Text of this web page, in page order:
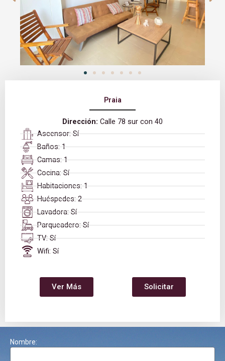
Praia
Dirección: Calle 78 sur con 40
Ascensor: Sí
Baños: 1
Camas: 1
Cocina: Sí
Habitaciones: 1
Huéspedes: 2
Lavadora: Sí
Parqueadero: Sí
TV: Sí
Wifi: Sí
Ver Más Solicitar
Nombre: